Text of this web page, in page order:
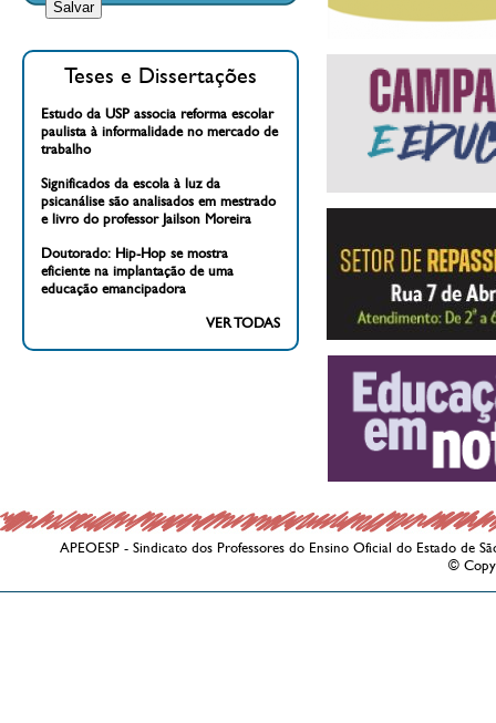
Teses e Dissertações
Estudo da USP associa reforma escolar
paulista à informalidade no mercado de
trabalho
Significados da escola à luz da
psicanálise são analisados em mestrado
e livro do professor Jailson Moreira
Doutorado: Hip-Hop se mostra
eficiente na implantação de uma
educação emancipadora
VER TODAS
APEOESP - Sindicato dos Professores do Ensino Oficial do Estado de
©